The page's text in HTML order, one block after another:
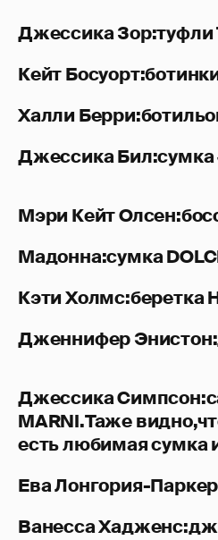
Джессика Зор:туфли
Кейт
Халли
Джессика Бил:сумка
Мэри Кейт
Мадонна:сумка
Кэти Холмс:беретка
Дженнифер
Джессика
MARNI.Таже
есть любимая сумка
Ева Лонгория-
Ванесса